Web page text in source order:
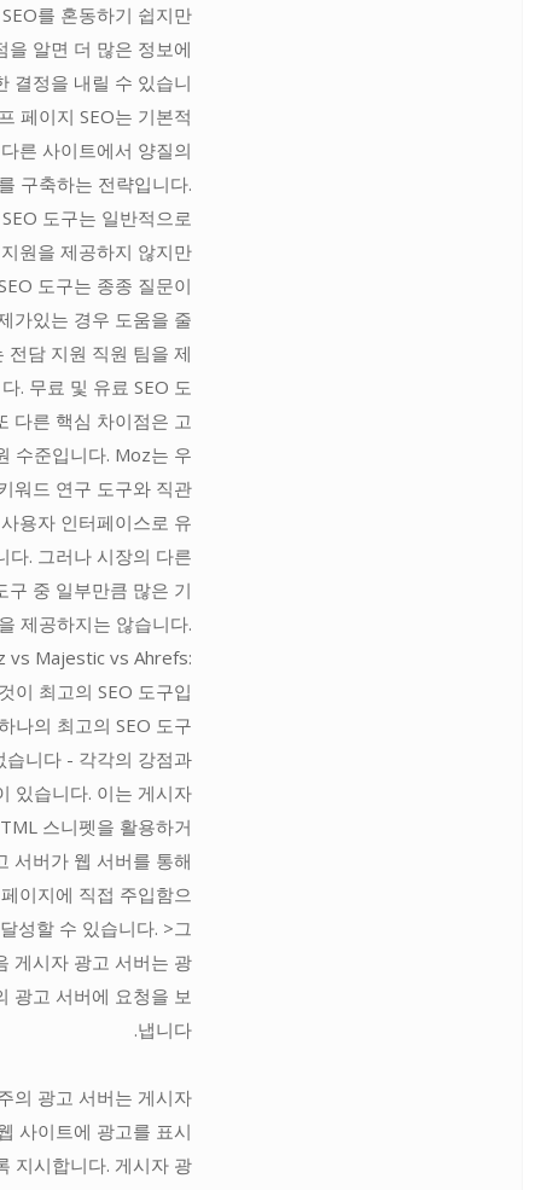
를 혼동하기 쉽지만
을 알면 더 많은 정보에
결정을 내릴 수 있습니
페이지 SEO는 기본적
른 사이트에서 양질의
구축하는 전략입니다.
도구는 일반적으로
원을 제공하지 않지만
도구는 종종 질문이
가있는 경우 도움을 줄
전담 지원 직원 팀을 제
. 무료 및 유료 SEO 도
다른 핵심 차이점은 고
수준입니다. Moz는 우
워드 연구 도구와 직관
용자 인터페이스로 유
다. 그러나 시장의 다른
구 중 일부만큼 많은 기
제공하지는 않습니다.
vs Majestic vs Ahrefs:
이 최고의 SEO 도구입
나의 최고의 SEO 도구
습니다 - 각각의 강점과
있습니다. 이는 게시자
스니펫을 활용하거
서버가 웹 서버를 통해
이지에 직접 주입함으
성할 수 있습니다. >그
게시자 광고 서버는 광
광고 서버에 요청을 보
냅니다.
의 광고 서버는 게시자
사이트에 광고를 표시
지시합니다. 게시자 광